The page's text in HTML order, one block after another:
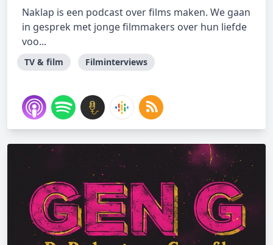
Naklap is een podcast over films maken. We gaan
in gesprek met jonge filmmakers over hun liefde
voo...
TV & film Filminterviews